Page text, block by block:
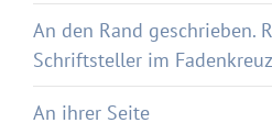
An den Rand geschrieben.
Schriftsteller im
An ihrer Seite